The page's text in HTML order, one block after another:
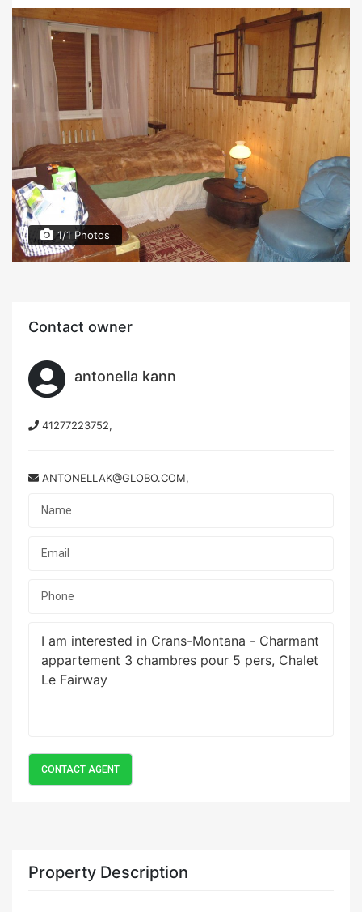
1/1 Photos
Contact owner
antonella kann
41277223752,
ANTONELLAK@GLOBO.COM,
Property Description